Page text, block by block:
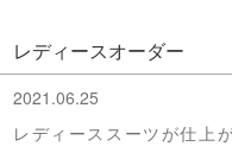
レディースオーダー
2021.06.25
レディーススーツが仕